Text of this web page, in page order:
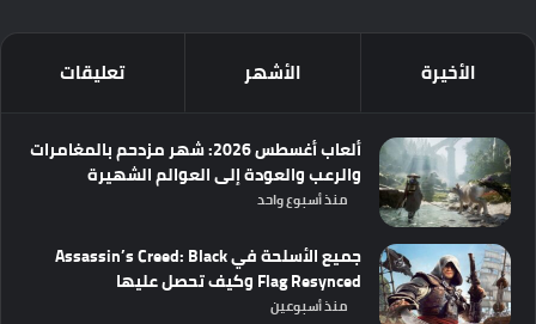
الأخيرة الأشهر تعليقات
ألعاب أغسطس 2026: شهر مزدحم بالمغامرات
والرعب والعودة إلى العوالم الشهيرة
منذ أسبوع واحد
جميع الأسلحة في Assassin’s Creed: Black
Flag Resynced وكيف تحصل عليها
منذ أسبوعين